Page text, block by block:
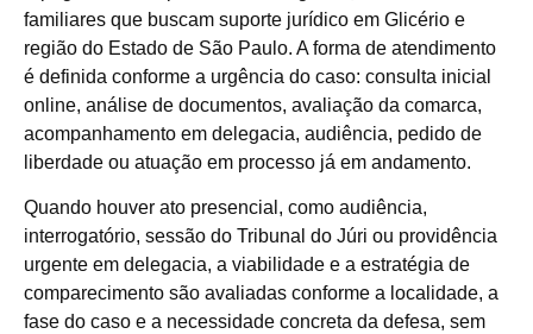
familiares que buscam suporte jurídico em Glicério e
região do Estado de São Paulo. A forma de atendimento
é definida conforme a urgência do caso: consulta inicial
online, análise de documentos, avaliação da comarca,
acompanhamento em delegacia, audiência, pedido de
liberdade ou atuação em processo já em andamento.
Quando houver ato presencial, como audiência,
interrogatório, sessão do Tribunal do Júri ou providência
urgente em delegacia, a viabilidade e a estratégia de
comparecimento são avaliadas conforme a localidade, a
fase do caso e a necessidade concreta da defesa, sem